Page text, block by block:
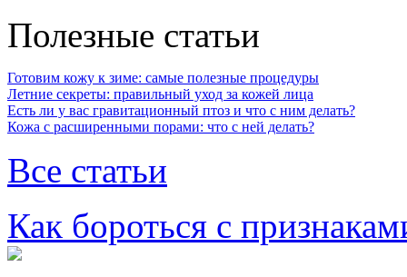
Полезные статьи
Готовим кожу к зиме: самые полезные процедуры
Летние секреты: правильный уход за кожей лица
Есть ли у вас гравитационный птоз и что с ним делать?
Кожа с расширенными порами: что с ней делать?
Все статьи
Как бороться с